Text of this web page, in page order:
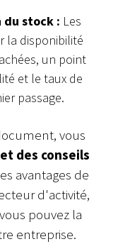
stock : Les
la disponibilité
un point
et le taux de
passage.
vous
des conseils
avantages de
d'activité,
pouvez la
entreprise.